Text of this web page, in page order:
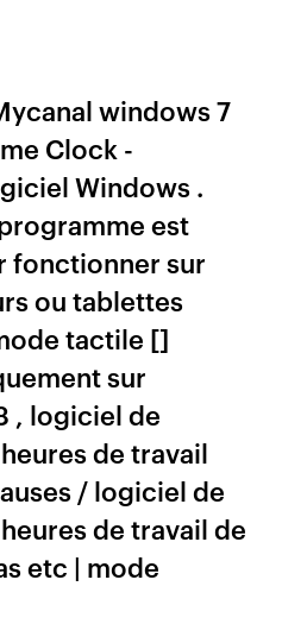
windows 7
Clock -
Windows .
est
fonctionner sur
ou tablettes
tactile []
sur
, logiciel de
de travail
/ logiciel de
de travail de
etc | mode